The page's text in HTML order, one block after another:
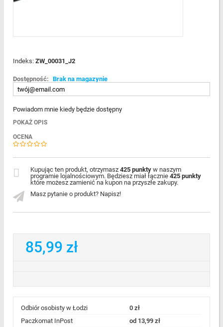
Indeks: ZW_00031_J2
Dostępność: Brak na magazynie
Powiadom mnie kiedy będzie dostępny
POKAŻ OPIS
OCENA
Masz pytanie o produkt? Napisz!
Kupując ten produkt, otrzymasz 425 punkty w naszym
programie lojalnościowym. Będziesz miał łącznie 425 punkty
które możesz zamienić na kupon na przyszłe zakupy.
85,99 zł
Odbiór osobisty w Łodzi
0 zł
Paczkomat InPost
od 13,99 zł